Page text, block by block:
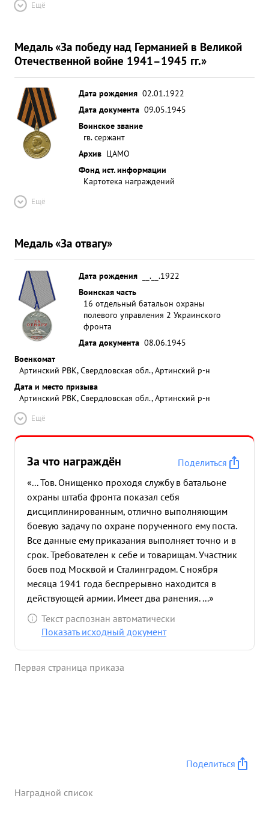
Ещё
Медаль «За победу над Германией в Великой
Отечественной войне 1941–1945 гг.»
Дата рождения 02.01.1922
Дата документа 09.05.1945
Воинское звание
гв. сержант
Архив ЦАМО
Фонд ист. информации
Картотека награждений
Ещё
Медаль «За отвагу»
Дата рождения
__.__.1922
Воинская часть
16 отдельный батальон охраны
полевого управления 2 Украинского
фронта
Дата документа 08.06.1945
Военкомат
Артинский РВК, Свердловская обл., Артинский р-н
Дата и место призыва
Артинский РВК, Свердловская обл., Артинский р-н
Ещё
За что награждён
Поделиться
«... Тов. Онищенко проходя службу в батальоне
охраны штаба фронта показал себя
дисциплинированным, отлично выполняющим
боевую задачу по охране порученного ему поста.
Все данные ему приказания выполняет точно и в
срок. Требователен к себе и товарищам. Участник
боев под Москвой и Сталинградом. С ноября
месяца 1941 года беспрерывно находится в
действующей армии. Имеет два ранения. ...»
Текст распознан автоматически
Показать исходный документ
Первая страница приказа
Поделиться
Наградной список